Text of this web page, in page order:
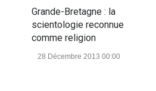
Grande-Bretagne : la
scientologie reconnue
comme religion
28 Décembre 2013 00:00